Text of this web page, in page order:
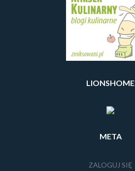
LIONSHOME
META
ZALOGUJ SIĘ